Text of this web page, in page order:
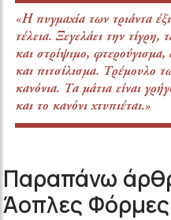
«Η πυγμαχία των τριάντα
τέλεια. Ξεγελάει την
και στρίψιμο,
και πιτσίλισμα. Τρέμουλο
κανόνια. Τα μάτια είναι
και το κανόνι χτυπιέται.»
Παραπάνω
Άοπλες Φόρμες